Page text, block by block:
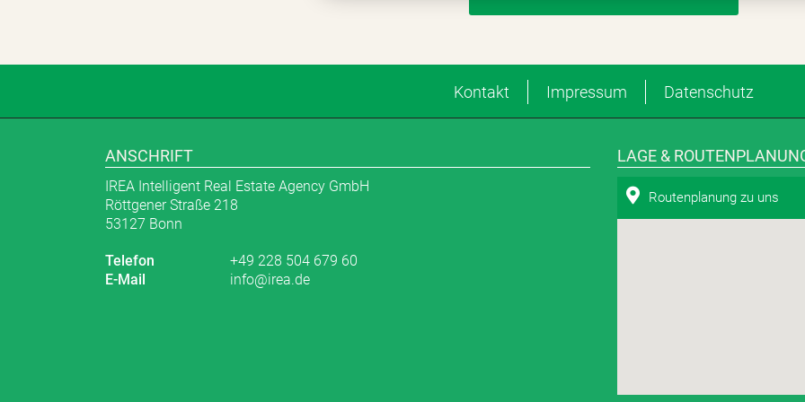
Kontakt Impressum Datenschutz
ANSCHRIFT
IREA Intelligent Real Estate Agency GmbH
Röttgener Straße 218
53127 Bonn
Telefon
+49 228 504 679 60
E-Mail
info@irea.de
LAGE &
Routenplanung zu uns